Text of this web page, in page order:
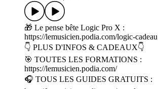
🎁 Le pense bête Logic Pro X :
https://lemusicien.podia.com/logic-cadeau
👇 PLUS D'INFOS & CADEAUX👇
🎯 TOUTES LES FORMATIONS :
https://lemusicien.podia.com/
🎧 TOUS LES GUIDES GRATUITS :